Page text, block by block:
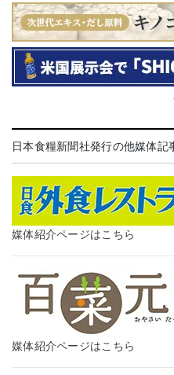
日本食糧新聞社発行の他媒体記
媒体紹介ページはこちら
媒体紹介ページはこちら